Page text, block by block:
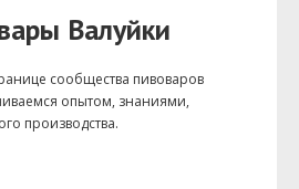
Валуйки
сообщества пивоваров
опытом, знаниями,
производства.